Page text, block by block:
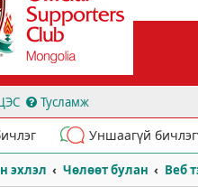
Тусламж
Уншаагүй
эхлэл Чөлөөт булан Веб